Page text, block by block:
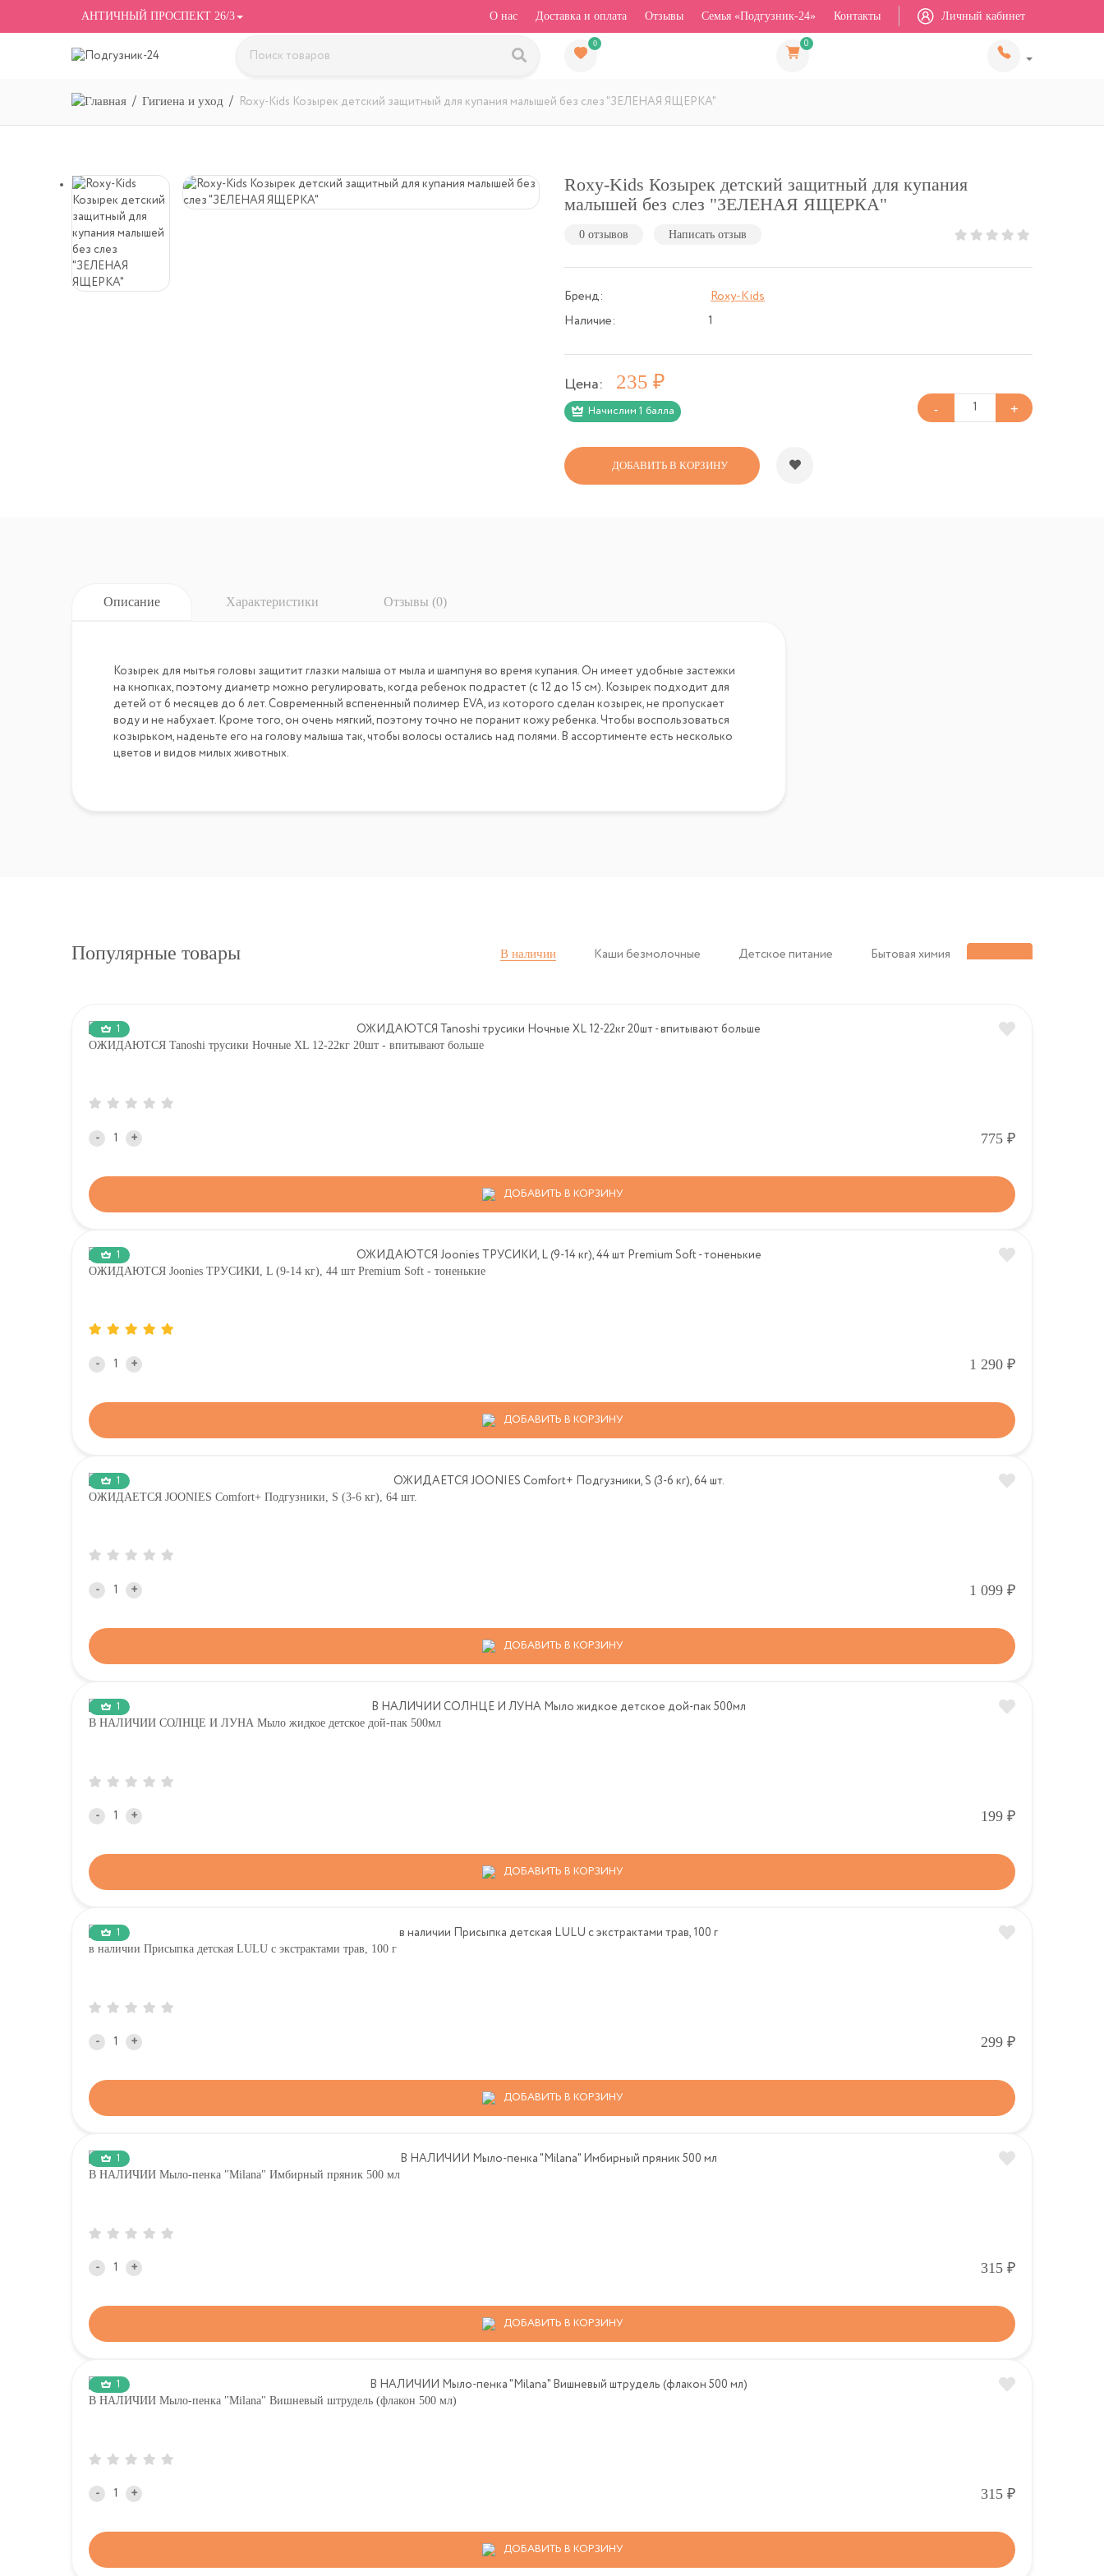
АНТИЧНЫЙ ПРОСПЕКТ 26/3 О нас Доставка и оплата Отзывы Семья «Подгузник-24» Контакты Личный кабинет
0 0
Гигиена и уход Roxy-Kids Козырек детский защитный для купания малышей без слез "ЗЕЛЕНАЯ ЯЩЕРКА"
Roxy-Kids Козырек детский защитный для купания
малышей без слез "ЗЕЛЕНАЯ ЯЩЕРКА"
0 отзывов Написать отзыв
Бренд:
Roxy-Kids
Наличие:
1
Цена: 235
Начислим 1 балла
ДОБАВИТЬ В КОРЗИНУ
Описание Характеристики Отзывы (0)
Козырек для мытья головы защитит глазки малыша от мыла и шампуня во время купания. Он имеет удобные застежки
на кнопках, поэтому диаметр можно регулировать, когда ребенок подрастет (с 12 до 15 см). Козырек подходит для
детей от 6 месяцев до 6 лет. Современный вспененный полимер EVA, из которого сделан козырек, не пропускает
воду и не набухает. Кроме того, он очень мягкий, поэтому точно не поранит кожу ребенка. Чтобы воспользоваться
козырьком, наденьте его на голову малыша так, чтобы волосы остались над полями. В ассортименте есть несколько
цветов и видов милых животных.
Популярные товары В наличии Каши безмолочные Детское питание Бытовая химия
1
ОЖИДАЮТСЯ Tanoshi трусики Ночные XL 12-22кг 20шт - впитывают больше
- + 775 Р
ДОБАВИТЬ В КОРЗИНУ
1
ОЖИДАЮТСЯ Joonies ТРУСИКИ, L (9-14 кг), 44 шт Premium Soft - тоненькие
- + 1 290 Р
ДОБАВИТЬ В КОРЗИНУ
1
ОЖИДАЕТСЯ JOONIES Comfort+ Подгузники, S (3-6 кг), 64 шт.
- + 1 099 Р
ДОБАВИТЬ В КОРЗИНУ
1
В НАЛИЧИИ СОЛНЦЕ И ЛУНА Мыло жидкое детское дой-пак 500мл
- + 199 Р
ДОБАВИТЬ В КОРЗИНУ
1
в наличии Присыпка детская LULU с экстрактами трав, 100 г
- + 299 Р
ДОБАВИТЬ В КОРЗИНУ
1
В НАЛИЧИИ Мыло-пенка "Milana" Имбирный пряник 500 мл
- + 315 Р
ДОБАВИТЬ В КОРЗИНУ
1
В НАЛИЧИИ Мыло-пенка "Milana" Вишневый штрудель (флакон 500 мл)
- + 315 Р
ДОБАВИТЬ В КОРЗИНУ